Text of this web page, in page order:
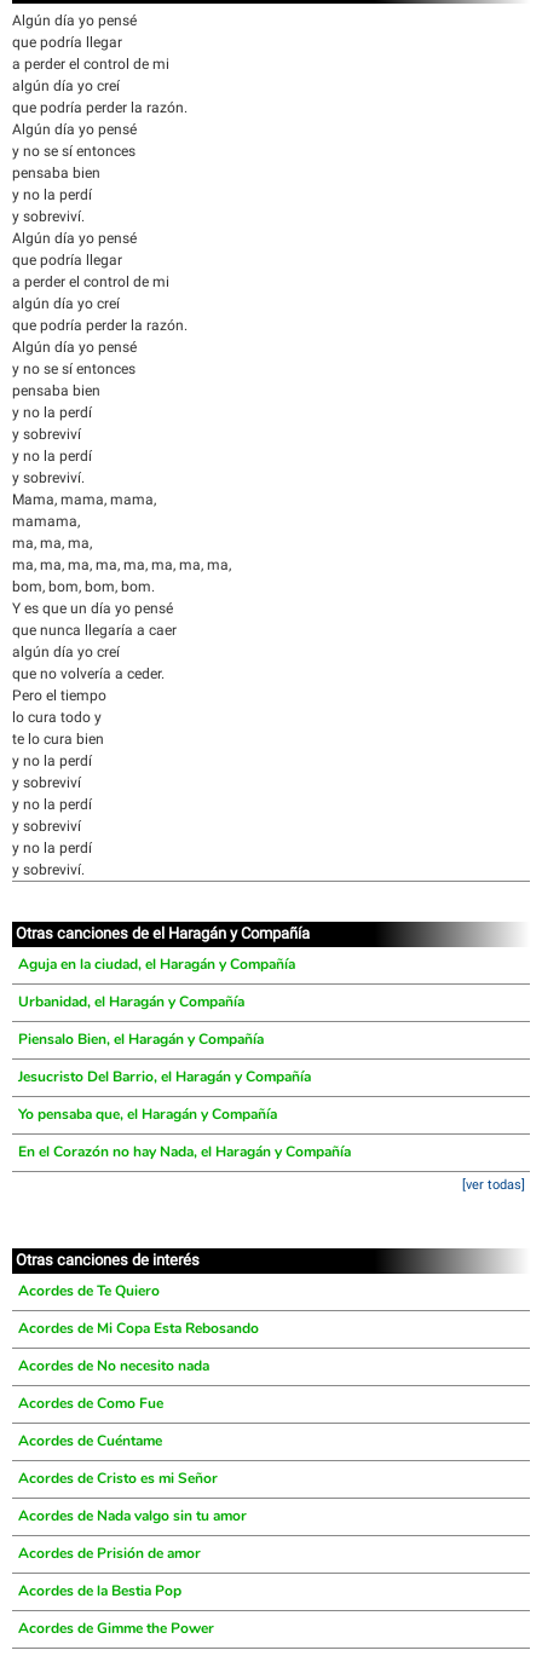
Algún día yo pensé
que podría llegar
a perder el control de mi
algún día yo creí
que podría perder la razón.
Algún día yo pensé
y no se sí entonces
pensaba bien
y no la perdí
y sobreviví.
Algún día yo pensé
que podría llegar
a perder el control de mi
algún día yo creí
que podría perder la razón.
Algún día yo pensé
y no se sí entonces
pensaba bien
y no la perdí
y sobreviví
y no la perdí
y sobreviví.
Mama, mama, mama,
mamama,
ma, ma, ma,
ma, ma, ma, ma, ma, ma, ma, ma,
bom, bom, bom, bom.
Y es que un día yo pensé
que nunca llegaría a caer
algún día yo creí
que no volvería a ceder.
Pero el tiempo
lo cura todo y
te lo cura bien
y no la perdí
y sobreviví
y no la perdí
y sobreviví
y no la perdí
y sobreviví.
Otras canciones de el Haragán y Compañía
Aguja en la ciudad, el Haragán y Compañía
Urbanidad, el Haragán y Compañía
Piensalo Bien, el Haragán y Compañía
Jesucristo Del Barrio, el Haragán y Compañía
Yo pensaba que, el Haragán y Compañía
En el Corazón no hay Nada, el Haragán y Compañía
[ver todas]
Otras canciones de interés
Acordes de Te Quiero
Acordes de Mi Copa Esta Rebosando
Acordes de No necesito nada
Acordes de Como Fue
Acordes de Cuéntame
Acordes de Cristo es mi Señor
Acordes de Nada valgo sin tu amor
Acordes de Prisión de amor
Acordes de la Bestia Pop
Acordes de Gimme the Power